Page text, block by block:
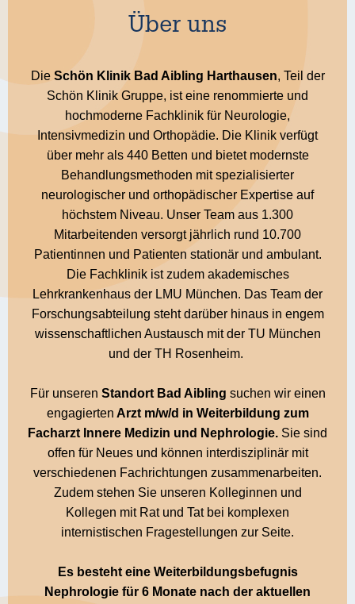
Über uns
Die Schön Klinik Bad Aibling Harthausen, Teil der
Schön Klinik Gruppe, ist eine renommierte und
hochmoderne Fachklinik für Neurologie,
Intensivmedizin und Orthopädie. Die Klinik verfügt
über mehr als 440 Betten und bietet modernste
Behandlungsmethoden mit spezialisierter
neurologischer und orthopädischer Expertise auf
höchstem Niveau. Unser Team aus 1.300
Mitarbeitenden versorgt jährlich rund 10.700
Patientinnen und Patienten stationär und ambulant.
Die Fachklinik ist zudem akademisches
Lehrkrankenhaus der LMU München. Das Team der
Forschungsabteilung steht darüber hinaus in engem
wissenschaftlichen Austausch mit der TU München
und der TH Rosenheim.
Für unseren Standort Bad Aibling suchen wir einen
engagierten Arzt m/w/d in Weiterbildung zum
Facharzt Innere Medizin und Nephrologie. Sie sind
offen für Neues und können interdisziplinär mit
verschiedenen Fachrichtungen zusammenarbeiten.
Zudem stehen Sie unseren Kolleginnen und
Kollegen mit Rat und Tat bei komplexen
internistischen Fragestellungen zur Seite.
Es besteht eine Weiterbildungsbefugnis
Nephrologie für 6 Monate nach der aktuellen